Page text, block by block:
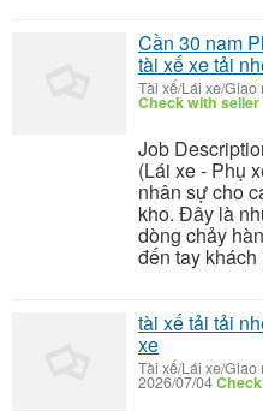
Cần 30 nam
tài xế xe tải
Tài xế/Lái xe/Giao
Check with seller
Job
(Lái xe - Phụ
nhân sự cho
kho. Đây là
dòng chảy
đến tay
tài xế tải tải
xe
Tài xế/Lái xe/Giao
2026/07/04